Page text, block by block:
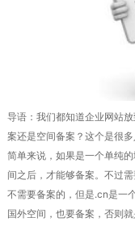
导语：我们都知道企业网站
案还是空间备案？这个是很多
简单来说，如果是一个单纯
间之后，才能够备案。不过
不需要备案的，但是.cn是一
国外空间，也要备案，否则